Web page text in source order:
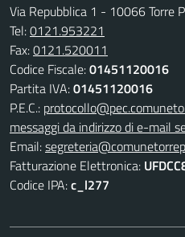
Via Repubblica 1 - 10066 Torre
Tel:0121.953221
Fax:0121.520011
Codice Fiscale:01451120016
Partita IVA:01451120016
P.E.C.:
messaggi da indirizzo di e-mail
Email:
Fatturazione Elettronica:
Codice IPA:c_l277